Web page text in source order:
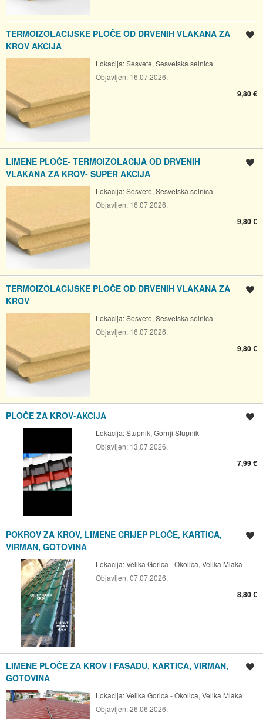
TERMOIZOLACIJSKE PLOČE OD DRVENIH VLAKANA ZA
KROV AKCIJA
Lokacija:Sesvete, Sesvetska selnica
Objavljen: 16.07.2026.
9,80 €
LIMENE PLOČE- TERMOIZOLACIJA OD DRVENIH
VLAKANA ZA KROV- SUPER AKCIJA
Lokacija:Sesvete, Sesvetska selnica
Objavljen: 16.07.2026.
9,80 €
TERMOIZOLACIJSKE PLOČE OD DRVENIH VLAKANA ZA
KROV
Lokacija:Sesvete, Sesvetska selnica
Objavljen: 16.07.2026.
9,80 €
PLOČE ZA KROV-AKCIJA
Lokacija:Stupnik, Gornji Stupnik
Objavljen: 13.07.2026.
7,99 €
POKROV ZA KROV, LIMENE CRIJEP PLOČE, KARTICA,
VIRMAN, GOTOVINA
Lokacija:Velika Gorica - Okolica, Velika Mlaka
Objavljen:07.07.2026.
8,80 €
LIMENE PLOČE ZA KROV I FASADU, KARTICA, VIRMAN,
GOTOVINA
Lokacija:Velika Gorica - Okolica, Velika Mlaka
Objavljen:26.06.2026.